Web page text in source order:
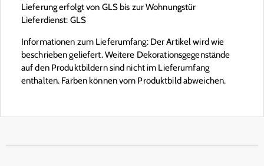
Lieferung erfolgt von GLS bis zur Wohnungstür
Lieferdienst: GLS
Informationen zum Lieferumfang: Der Artikel wird wie
beschrieben geliefert. Weitere Dekorationsgegenstände
auf den Produktbildern sind nicht im Lieferumfang
enthalten. Farben können vom Produktbild abweichen.